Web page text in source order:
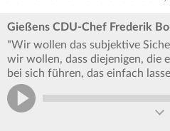
Gießens CDU-Chef Frederik
"Wir wollen das subjektive
wir wollen, dass diejenigen, die
bei sich führen, das einfach